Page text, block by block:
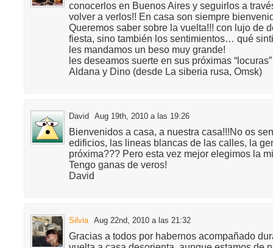
conocerlos en Buenos Aires y seguirlos a
volver a verlos!! En casa son siempre
Queremos saber sobre la vuelta!!! con lujo de
fiesta, sino también los sentimientos… qué
les mandamos un beso muy grande!
les deseamos suerte en sus próximas
Aldana y Dino (desde La siberia rusa, Omsk)
David Aug 19th, 2010 a las 19:26
Bienvenidos a casa, a nuestra casa!!!No os
edificios, las lineas blancas de las calles, la
próxima??? Pero esta vez mejor elegimos la
Tengo ganas de veros!
David
Silvia Aug 22nd, 2010 a las 21:32
Gracias a todos por habernos acompañado